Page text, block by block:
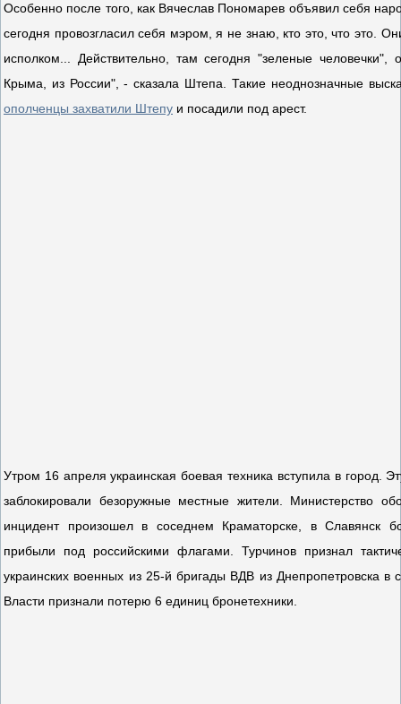
Особенно после того, как Вячеслав Пономарев объявил себя
сегодня провозгласил себя мэром, я не знаю, кто это, что это.
исполком... Действительно, там сегодня "зеленые
Крыма, из России", - сказала Штепа. Такие неоднозначные
ополченцы захватили Штепу и посадили под арест.
Утром 16 апреля украинская боевая техника вступила в город.
заблокировали безоружные местные жители. Министерство
инцидент произошел в соседнем Краматорске, в Славянск
прибыли под российскими флагами. Турчинов признал
украинских военных из 25-й бригады ВДВ из Днепропетровска в
Власти признали потерю 6 единиц бронетехники.